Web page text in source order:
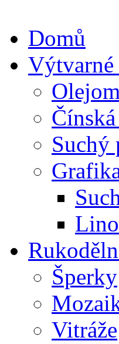
Domů
Suchý
Šperky
Vitráže